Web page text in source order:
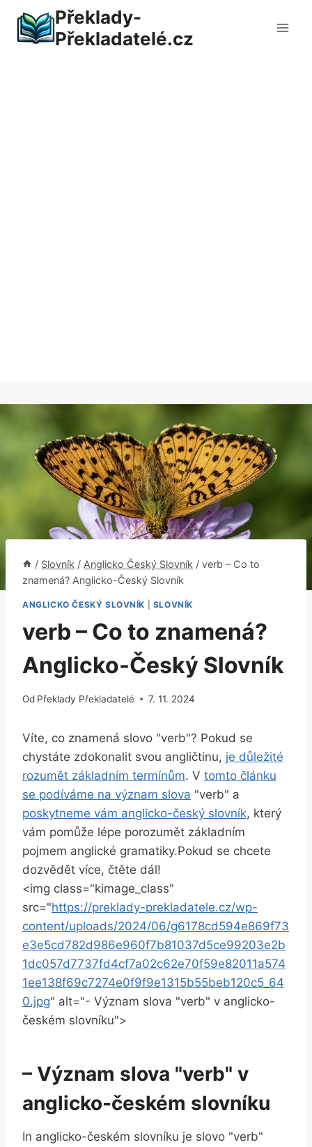
obsah
Překlady-
Překladatelé.cz
/ Slovník / Anglicko Český Slovník / verb – Co to
znamená? Anglicko-Český Slovník
ANGLICKO ČESKÝ SLOVNÍK SLOVNÍK
verb – Co to znamená?
Anglicko-Český Slovník
Od Překlady Překladatelé 7. 11. 2024
Víte, co znamená slovo "verb"? Pokud se
chystáte zdokonalit svou angličtinu, je důležité
rozumět základním termínům. V tomto článku
se podíváme na význam slova "verb" a
poskytneme vám anglicko-český slovník, který
vám pomůže lépe porozumět základním
pojmem anglické gramatiky.Pokud se chcete
dozvědět více, čtěte dál!
<img class="kimage_class"
src="https://preklady-prekladatele.cz/wp-
content/uploads/2024/06/g6178cd594e869f73
e3e5cd782d986e960f7b81037d5ce99203e2b
1dc057d7737fd4cf7a02c62e70f59e82011a574
1ee138f69c7274e0f9f9e1315b55beb120c5_64
0.jpg" alt="- Význam slova "verb" v anglicko-
českém slovníku">
– Význam slova "verb" v
anglicko-českém slovníku
In anglicko-českém slovníku je slovo "verb"